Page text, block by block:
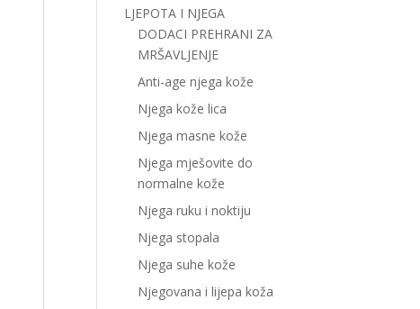
LJEPOTA I NJEGA
DODACI PREHRANI ZA
MRŠAVLJENJE
Anti-age njega kože
Njega kože lica
Njega masne kože
Njega mješovite do
normalne kože
Njega ruku i noktiju
Njega stopala
Njega suhe kože
Njegovana i lijepa koža